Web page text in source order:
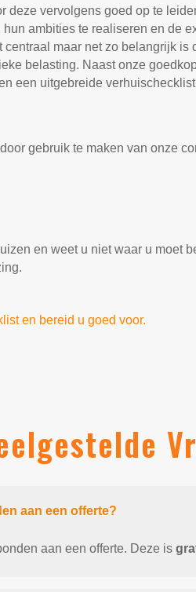
deze vervolgens goed op te
ambities te realiseren en de
centraal maar net zo belangrijk is
belasting. Naast onze
een uitgebreide
gebruik te maken van onze
en weet u niet waar u moet
en bereid u goed voor.
aan een offerte?
aan een offerte. Deze is